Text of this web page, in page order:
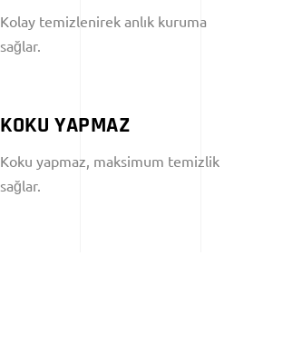
Kolay temizlenirek anlık kuruma
sağlar.
KOKU YAPMAZ
Koku yapmaz, maksimum temizlik
sağlar.